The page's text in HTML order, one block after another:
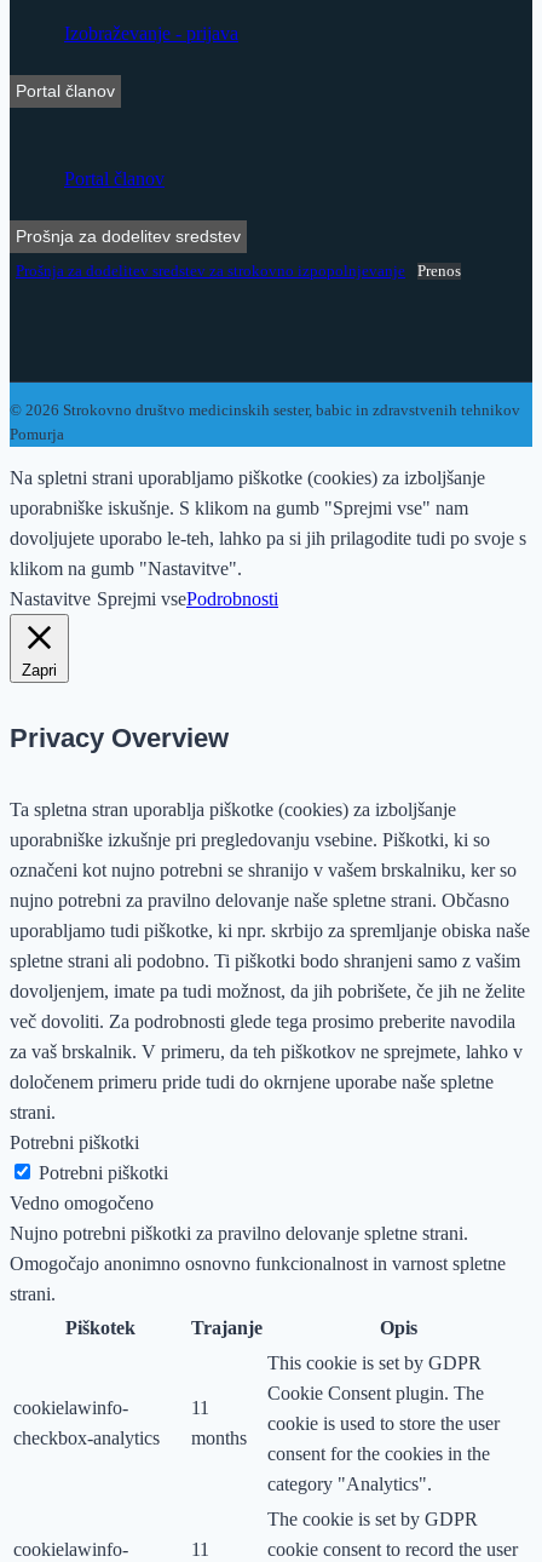
Izobraževanje - prijava
Portal članov
Portal članov
Prošnja za dodelitev sredstev
Prošnja za dodelitev sredstev za strokovno izpopolnjevanje Prenos
© 2026 Strokovno društvo medicinskih sester, babic in zdravstvenih tehnikov
Pomurja
Na spletni strani uporabljamo piškotke (cookies) za izboljšanje
uporabniške iskušnje. S klikom na gumb "Sprejmi vse" nam
dovoljujete uporabo le-teh, lahko pa si jih prilagodite tudi po svoje s
klikom na gumb "Nastavitve".
Nastavitve Sprejmi vsePodrobnosti
Zapri
Privacy Overview
Ta spletna stran uporablja piškotke (cookies) za izboljšanje
uporabniške izkušnje pri pregledovanju vsebine. Piškotki, ki so
označeni kot nujno potrebni se shranijo v vašem brskalniku, ker so
nujno potrebni za pravilno delovanje naše spletne strani. Občasno
uporabljamo tudi piškotke, ki npr. skrbijo za spremljanje obiska naše
spletne strani ali podobno. Ti piškotki bodo shranjeni samo z vašim
dovoljenjem, imate pa tudi možnost, da jih pobrišete, če jih ne želite
več dovoliti. Za podrobnosti glede tega prosimo preberite navodila
za vaš brskalnik. V primeru, da teh piškotkov ne sprejmete, lahko v
določenem primeru pride tudi do okrnjene uporabe naše spletne
strani.
Potrebni piškotki
Potrebni piškotki
Vedno omogočeno
Nujno potrebni piškotki za pravilno delovanje spletne strani.
Omogočajo anonimno osnovno funkcionalnost in varnost spletne
strani.
Piškotek
Trajanje Opis
cookielawinfo-
checkbox-analytics
11
months
This cookie is set by GDPR
Cookie Consent plugin. The
cookie is used to store the user
consent for the cookies in the
category "Analytics".
cookielawinfo-
11
The cookie is set by GDPR
cookie consent to record the user